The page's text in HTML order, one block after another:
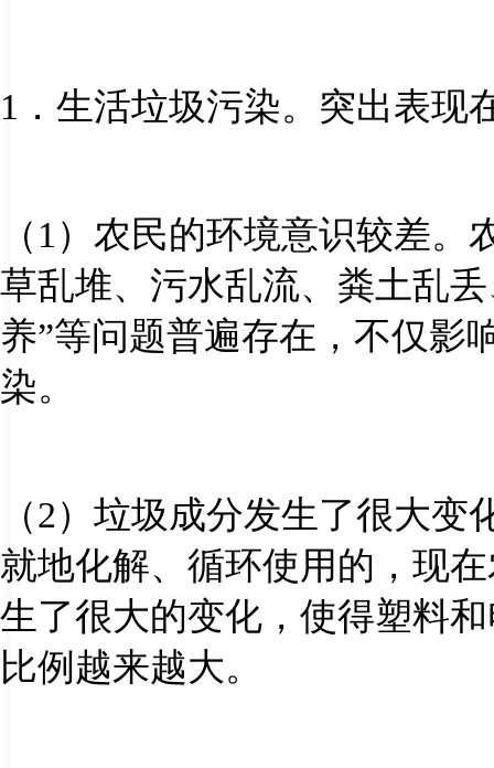
1 ．生活垃圾污染。突出表现
（ 1 ）农民的环境意识较差。
草乱堆、污水乱流、粪土乱
养”等问题普遍存在，不仅影
染。
（2）垃圾成分发生了很大变
就地化解、循环使用的，现
生了很大的变化，使得塑料
比例越来越大。